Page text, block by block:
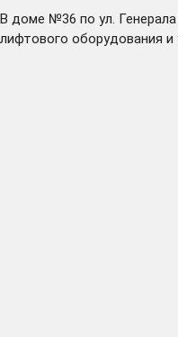
В доме №36 по ул.
лифтового оборудования